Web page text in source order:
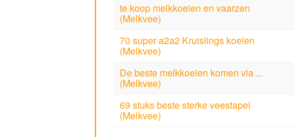
te koop melkkoeien en vaarzen
(Melkvee)
70 super a2a2 Kruislings koeien
(Melkvee)
De beste melkkoeien komen via ...
(Melkvee)
69 stuks beste sterke veestapel
(Melkvee)